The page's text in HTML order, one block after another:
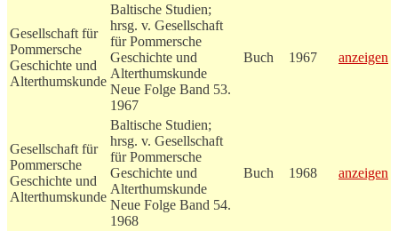
Gesellschaft für
Pommersche
Geschichte und
Alterthumskunde
Baltische Studien;
hrsg. v. Gesellschaft
für Pommersche
Geschichte und
Alterthumskunde
Neue Folge Band 53.
1967
Buch 1967 anzeigen
Gesellschaft für
Pommersche
Geschichte und
Alterthumskunde
Baltische Studien;
hrsg. v. Gesellschaft
für Pommersche
Geschichte und
Alterthumskunde
Neue Folge Band 54.
1968
Buch 1968 anzeigen